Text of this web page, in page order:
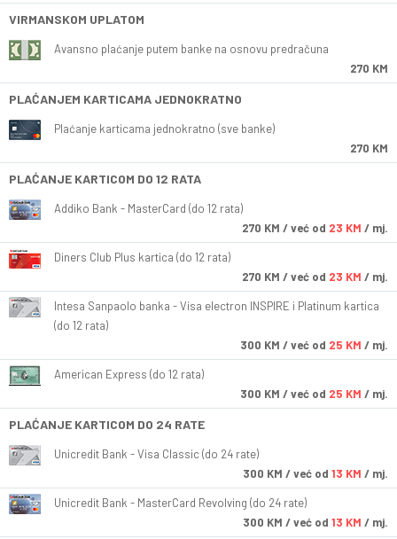
VIRMANSKOM UPLATOM
Avansno plaćanje putem banke na osnovu predračuna
270 KM
PLAĆANJEM KARTICAMA JEDNOKRATNO
Plaćanje karticama jednokratno (sve banke)
270 KM
PLAĆANJE KARTICOM DO 12 RATA
Addiko Bank - MasterCard (do 12 rata)
270 KM / već od 23 KM / mj.
Diners Club Plus kartica (do 12 rata)
270 KM / već od 23 KM / mj.
Intesa Sanpaolo banka - Visa electron INSPIRE i Platinum kartica
(do 12 rata)
300 KM / već od 25 KM / mj.
American Express (do 12 rata)
300 KM / već od 25 KM / mj.
PLAĆANJE KARTICOM DO 24 RATE
Unicredit Bank - Visa Classic (do 24 rate)
300 KM / već od 13 KM / mj.
Unicredit Bank - MasterCard Revolving (do 24 rate)
300 KM / već od 13 KM / mj.